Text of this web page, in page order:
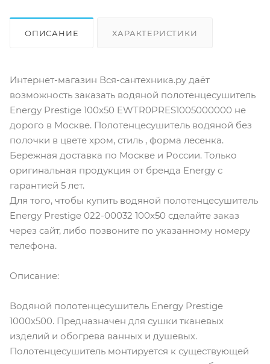
ОПИСАНИЕ ХАРАКТЕРИСТИКИ
Интернет-магазин Вся-сантехника.ру даёт
возможность заказать водяной полотенцесушитель
Energy Prestige 100x50 EWTR0PRES1005000000 не
дорого в Москве. Полотенцесушитель водяной без
полочки в цвете хром, стиль , форма лесенка.
Бережная доставка по Москве и России. Только
оригинальная продукция от бренда Energy с
гарантией 5 лет.
Для того, чтобы купить водяной полотенцесушитель
Energy Prestige 022-00032 100x50 сделайте заказ
через сайт, либо позвоните по указанному номеру
телефона.
Описание:
Водяной полотенцесушитель Energy Prestige
1000х500. Предназначен для сушки тканевых
изделий и обогрева ванных и душевых.
Полотенцесушитель монтируется к существующей